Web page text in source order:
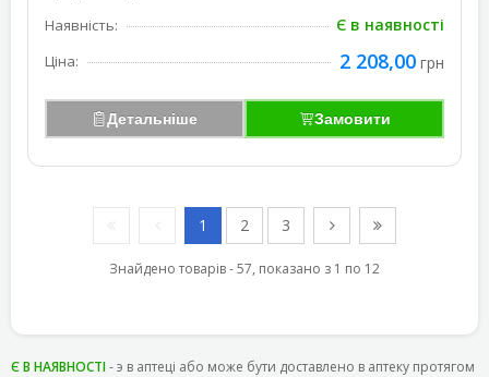
Наявність: Є в наявності
Ціна: 2 208,00 грн
Детальніше Замовити
1 2 3
Знайдено товарів - 57, показано з 1 по 12
Є В НАЯВНОСТІ- э в аптеці або може бути доставлено в аптеку протягом